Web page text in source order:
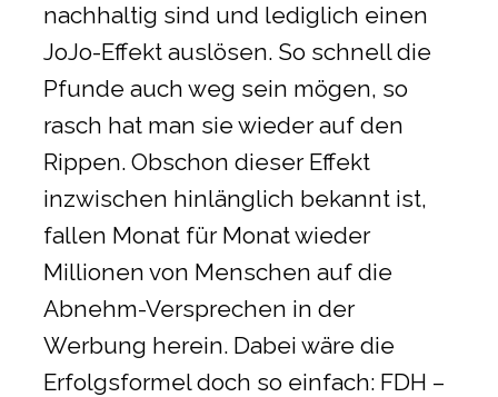
nachhaltig sind und lediglich einen
JoJo-Effekt auslösen. So schnell die
Pfunde auch weg sein mögen, so
rasch hat man sie wieder auf den
Rippen. Obschon dieser Effekt
inzwischen hinlänglich bekannt ist,
fallen Monat für Monat wieder
Millionen von Menschen auf die
Abnehm-Versprechen in der
Werbung herein. Dabei wäre die
Erfolgsformel doch so einfach: FDH –